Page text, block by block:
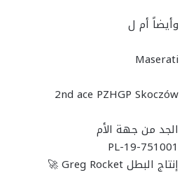
وأيضاً أم ل
Maserati
2nd ace PZHGP Skoczów
الجد من جهة الأم
PL-19-751001
إنتاج البطل Greg Rocket 🚀